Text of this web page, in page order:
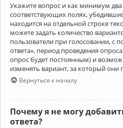
Укажите вопрос и как минимум два
соответствующих полях,
находится на отдельной строке
можете задать количество
пользователи при голосовании,
ответа», период проведения
опрос будет постоянным) и
изменять вариант, за который они
Вернуться к началу
Почему я не могу
ответа?